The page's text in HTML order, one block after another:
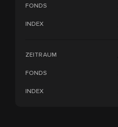
FONDS
INDEX
ZEITRAUM
FONDS
INDEX